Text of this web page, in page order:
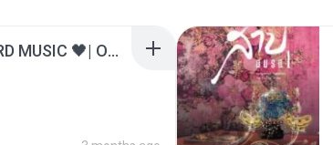
ไม่มีใครรู้ตัวเรา– UNHEARD MUSIC 🖤| Official Lyric Video | เพลงสู้ชีวิต